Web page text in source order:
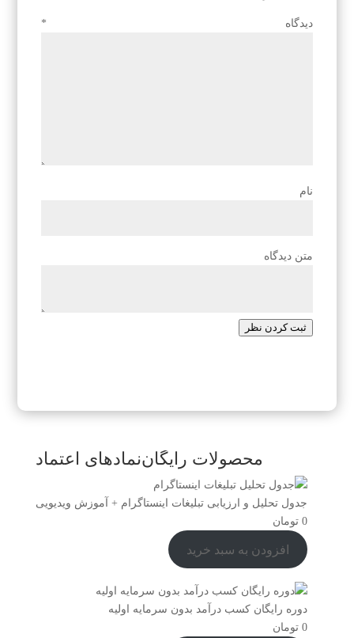
دیدگاه *
نام
متن دیدگاه
ثبت کردن نظر
نمادهای اعتمادمحصولات رایگان
جدول تحلیل و ارزیابی تبلیغات اینستاگرام + آموزش ویدیویی
0 تومان
افزودن به سبد خرید
دوره رایگان کسب درآمد بدون سرمایه اولیه
0 تومان